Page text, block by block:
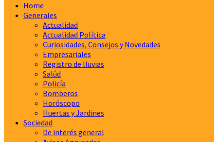
Home
Generales
Actualidad
Actualidad Política
Curiosidades, Consejos y Novedades
Empresariales
Registro de lluvias
Salúd
Policía
Bomberos
Horóscopo
Huertas y Jardines
Sociedad
De interés general